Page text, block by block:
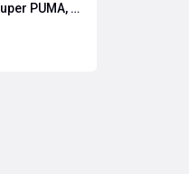
Puma Suede XL Super PUMA, Accessoires, Bleu, 38.5